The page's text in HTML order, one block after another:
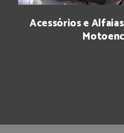
Acessórios e